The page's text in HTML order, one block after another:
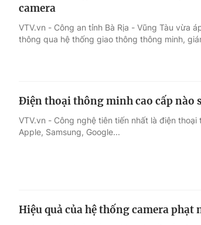
Âm nhạc
Sao
Chất
camera
VTV.vn - Công an tỉnh Bà Rịa - Vũng Tàu vừa
thông qua hệ thống giao thông thông minh,
Điện thoại thông minh cao cấp nào
VTV.vn - Công nghệ tiên tiến nhất là điện
Apple, Samsung, Google...
Hiệu quả của hệ thống camera phạt